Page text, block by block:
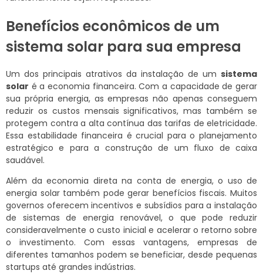
Benefícios econômicos de um
sistema solar para sua empresa
Um dos principais atrativos da instalação de um sistema
solar é a economia financeira. Com a capacidade de gerar
sua própria energia, as empresas não apenas conseguem
reduzir os custos mensais significativos, mas também se
protegem contra a alta contínua das tarifas de eletricidade.
Essa estabilidade financeira é crucial para o planejamento
estratégico e para a construção de um fluxo de caixa
saudável.
Além da economia direta na conta de energia, o uso de
energia solar também pode gerar benefícios fiscais. Muitos
governos oferecem incentivos e subsídios para a instalação
de sistemas de energia renovável, o que pode reduzir
consideravelmente o custo inicial e acelerar o retorno sobre
o investimento. Com essas vantagens, empresas de
diferentes tamanhos podem se beneficiar, desde pequenas
startups até grandes indústrias.